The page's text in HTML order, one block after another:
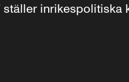
ställer